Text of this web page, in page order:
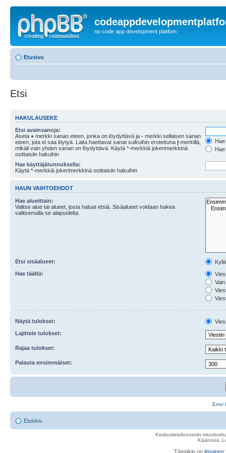
no code app development platfom
Etusivu
Etsi
HAKULAUSEKE
Etsi avainsanoja:
Aseta + merkki sanan eteen, jonka on löydyttävä ja - merkki sellaisen sanan
eteen, jota ei saa löytyä. Laita haettavat sanat sulkuihin erotettuna |-merkillä,
mikäli vain yhden sanan on löydyttävä. Käytä *-merkkiä jokerimerkkinä
osittaisiin hakuihin
Hae käyttäjätunnuksella:
Käytä *-merkkiä jokerimerkkinä osittaisiin hakuihin
HAUN VAIHTOEHDOT
Hae alueittain:
Valitse alue tai alueet, josta haluat etsiä. Sisäalueet voidaan hakea
valitsemalla se alapuolelta.
Etsi sisäalueet:
Hae täältä:
Näytä tulokset:
Lajittele tulokset:
Rajaa tulokset:
Palauta ensimmäiset:
Error
Etusivu
Keskustelufoorumin
Käännös,
Tämäkin on ilmainen